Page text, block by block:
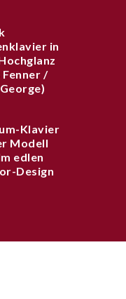
in
Fenner /
Klavier
Modell
edlen
Design